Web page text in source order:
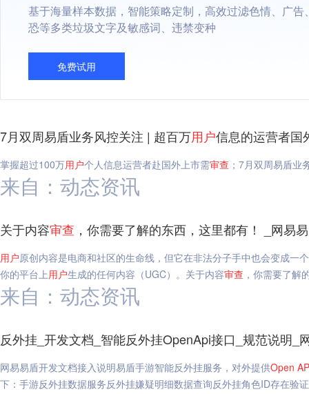
基于海量样本数据，智能策略定制，高效过滤色情、广告
恐等多类垃圾文字及敏感词、违禁变种
免费试用
7月双周易盾业务风控关注 | 超百万用户信息的运营者国
掌握超过100万用户个人信息运营者赴国外上市需审查 ；7月双周易盾业
来自：动态资讯
关于内容审查 ，你需要了解的东西，这里都有！ _网易
用户原创内容是电商和社区的生命线，但它在非法分子手中也会变成一
你的平台上用户生成的任何内容（UGC）。关于内容审查 ，你需要了解
来自：动态资讯
反外挂_开发文档_智能反外挂OpenApi接口_规范说明_
网易易盾开发文档接入说明易盾手游智能反外挂服务，对外提供Open
下：手游反外挂数据服务反外挂嫌疑明细数据查询反外挂角色ID存在验